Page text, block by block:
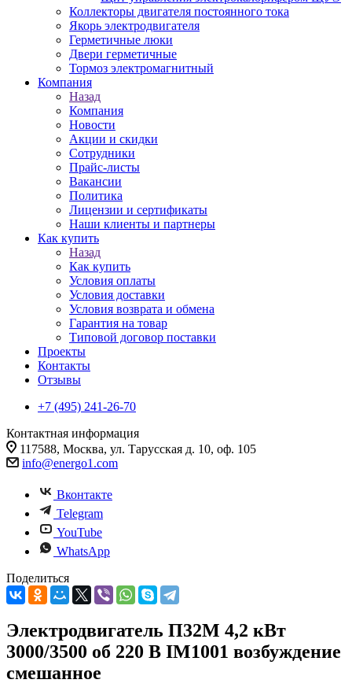
Коллекторы двигателя постоянного тока
Якорь электродвигателя
Герметичные люки
Двери герметичные
Тормоз электромагнитный
Компания
Назад
Компания
Новости
Акции и скидки
Сотрудники
Прайс-листы
Вакансии
Политика
Лицензии и сертификаты
Наши клиенты и партнеры
Как купить
Назад
Как купить
Условия оплаты
Условия доставки
Условия возврата и обмена
Гарантия на товар
Типовой договор поставки
Проекты
Контакты
Отзывы
+7 (495) 241-26-70
Контактная информация
117588, Москва, ул. Тарусская д. 10, оф. 105
info@energo1.com
Вконтакте
Telegram
YouTube
WhatsApp
Поделиться
Электродвигатель П32М 4,2 кВт
3000/3500 об 220 В IM1001 возбуждение
смешанное